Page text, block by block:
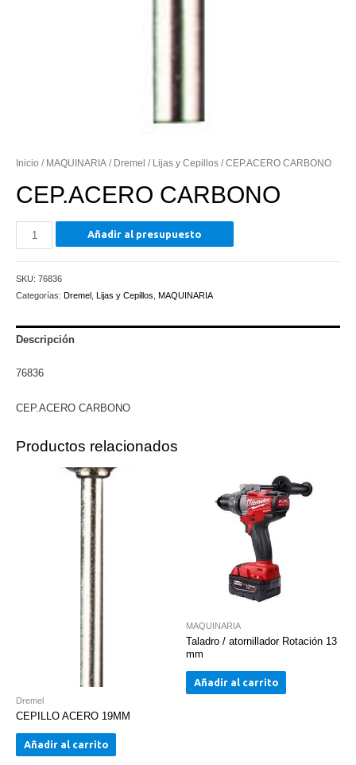
Inicio / MAQUINARIA / Dremel / Lijas y Cepillos / CEP.ACERO CARBONO
CEP.ACERO CARBONO
CEP.ACERO
CARBONO
Añadir al presupuesto
SKU: 76836
Categorías: Dremel Lijas y Cepillos MAQUINARIA
Descripción
76836
CEP.ACERO CARBONO
Productos relacionados
Dremel
CEPILLO ACERO 19MM
Añadir al carrito
MAQUINARIA
Taladro / atornillador Rotación 13
mm
Añadir al carrito